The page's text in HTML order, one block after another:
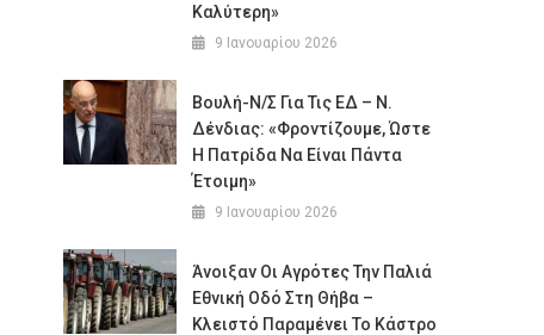
Καλύτερη»
9 Ιανουαρίου 2026
Βουλή-Ν/σ Για Τις ΕΔ – Ν.
Δένδιας: «Φροντίζουμε, Ώστε
Η Πατρίδα Να Είναι Πάντα
Έτοιμη»
9 Ιανουαρίου 2026
Άνοιξαν Οι Αγρότες Την Παλιά
Εθνική Οδό Στη Θήβα –
Κλειστό Παραμένει Το Κάστρο